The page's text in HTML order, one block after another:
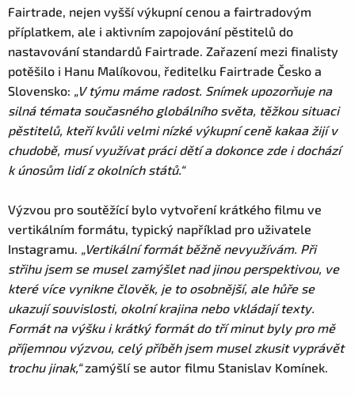
Fairtrade, nejen vyšší výkupní cenou a fairtradovým
příplatkem, ale i aktivním zapojování pěstitelů do
nastavování standardů Fairtrade. Zařazení mezi finalisty
potěšilo i Hanu Malíkovou, ředitelku Fairtrade Česko a
Slovensko: „V týmu máme radost. Snímek upozorňuje na
silná témata současného globálního světa, těžkou situaci
pěstitelů, kteří kvůli velmi nízké výkupní ceně kakaa žijí v
chudobě, musí využívat práci dětí a dokonce zde i dochází
k únosům lidí z okolních států.“
Výzvou pro soutěžící bylo vytvoření krátkého filmu ve
vertikálním formátu, typický například pro uživatele
Instagramu. „Vertikální formát běžně nevyužívám. Při
střihu jsem se musel zamýšlet nad jinou perspektivou, ve
které více vynikne člověk, je to osobnější, ale hůře se
ukazují souvislosti, okolní krajina nebo vkládají texty.
Formát na výšku i krátký formát do tří minut byly pro mě
příjemnou výzvou, celý příběh jsem musel zkusit vyprávět
trochu jinak,“zamýšlí se autor filmu Stanislav Komínek.